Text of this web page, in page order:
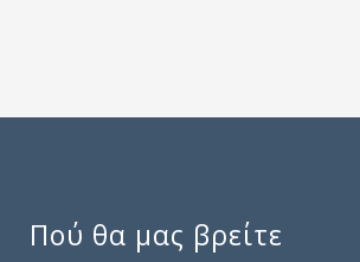
Πού θα μας βρείτε